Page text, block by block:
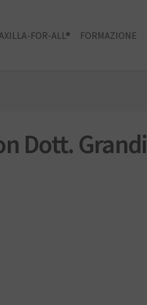
FOR-ALL® FORMAZIONE
Dott. Grandi